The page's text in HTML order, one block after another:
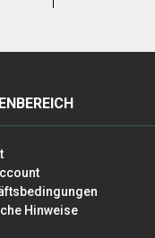
Hinweise